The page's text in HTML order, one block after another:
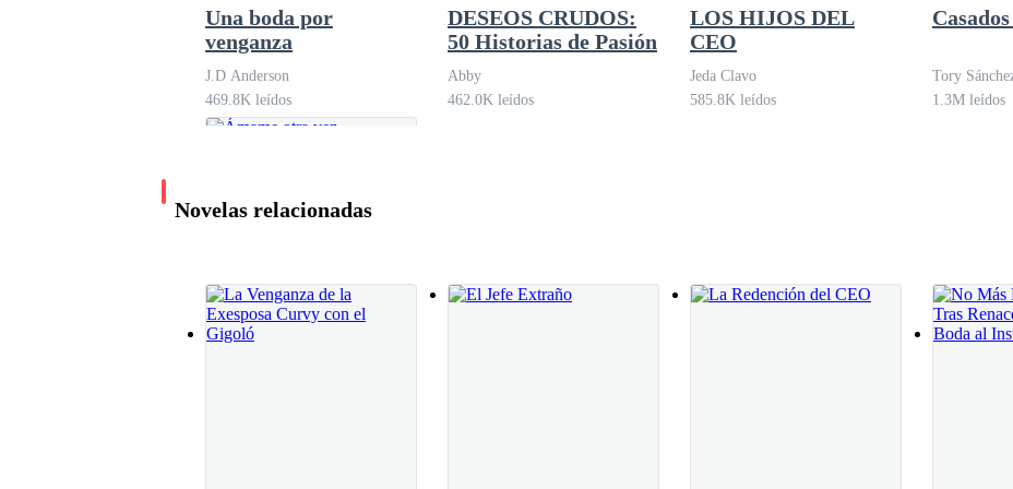
— Si tuviste la osadía de meterte con un hombre comprometido, debes tener la valentía de saltar de un décimo piso, ¿no
— Kim, no seas irracional. — pide Dante y yo deseo realmente tener el valor de gritarle algo más que un testículo.
Una boda por
venganza
J.D Anderson
469.8K leídos
DESEOS CRUDOS:
50 Historias de Pasión
Abby
462.0K leídos
LOS HIJOS DEL
CEO
Jeda Clavo
585.8K leídos
Tory
1.3M leídos
Novelas relacionadas